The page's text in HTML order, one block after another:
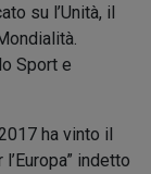
su l’Unità, il
Sport e
ha vinto il
indetto